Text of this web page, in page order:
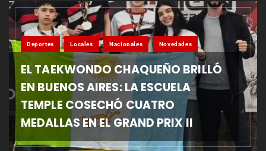
Deportes Locales Nacionales Novedades
EL TAEKWONDO CHAQUEÑO BRILLÓ
EN BUENOS AIRES: LA ESCUELA
TEMPLE COSECHÓ CUATRO
MEDALLAS EN EL GRAND PRIX II